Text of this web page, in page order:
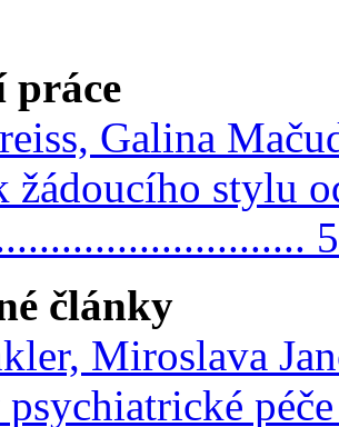
práce
Galina
žádoucího stylu
články
Miroslava
psychiatrické